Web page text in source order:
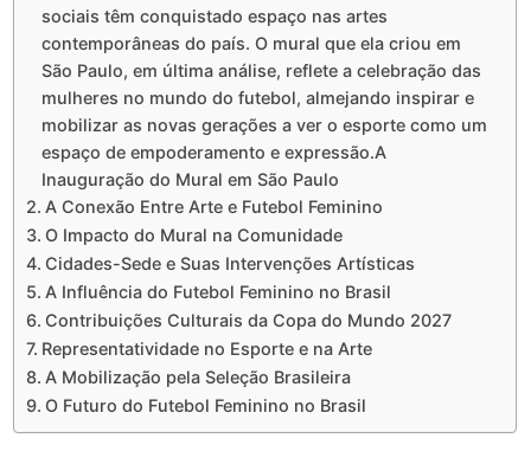
sociais têm conquistado espaço nas artes
contemporâneas do país. O mural que ela criou em
São Paulo, em última análise, reflete a celebração das
mulheres no mundo do futebol, almejando inspirar e
mobilizar as novas gerações a ver o esporte como um
espaço de empoderamento e expressão.A
Inauguração do Mural em São Paulo
A Conexão Entre Arte e Futebol Feminino
O Impacto do Mural na Comunidade
Cidades-Sede e Suas Intervenções Artísticas
A Influência do Futebol Feminino no Brasil
Contribuições Culturais da Copa do Mundo 2027
Representatividade no Esporte e na Arte
A Mobilização pela Seleção Brasileira
O Futuro do Futebol Feminino no Brasil